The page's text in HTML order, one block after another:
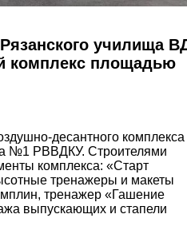
училища
комплекс площадью
десантного
№1 РВВДКУ. Строителями
комплекса: «Старт
тренажеры и макеты
тренажер «Гашение
выпускающих и стапели